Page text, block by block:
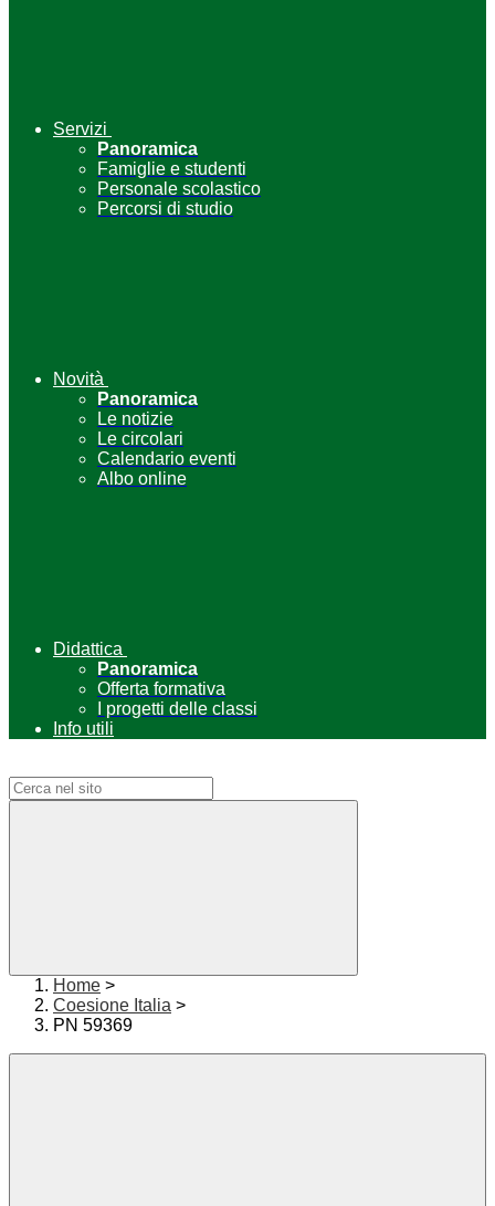
Servizi
Panoramica
Famiglie e studenti
Personale scolastico
Percorsi di studio
Novità
Panoramica
Le notizie
Le circolari
Calendario eventi
Albo online
Didattica
Panoramica
Offerta formativa
I progetti delle classi
Info utili
Home >
Coesione Italia >
PN 59369